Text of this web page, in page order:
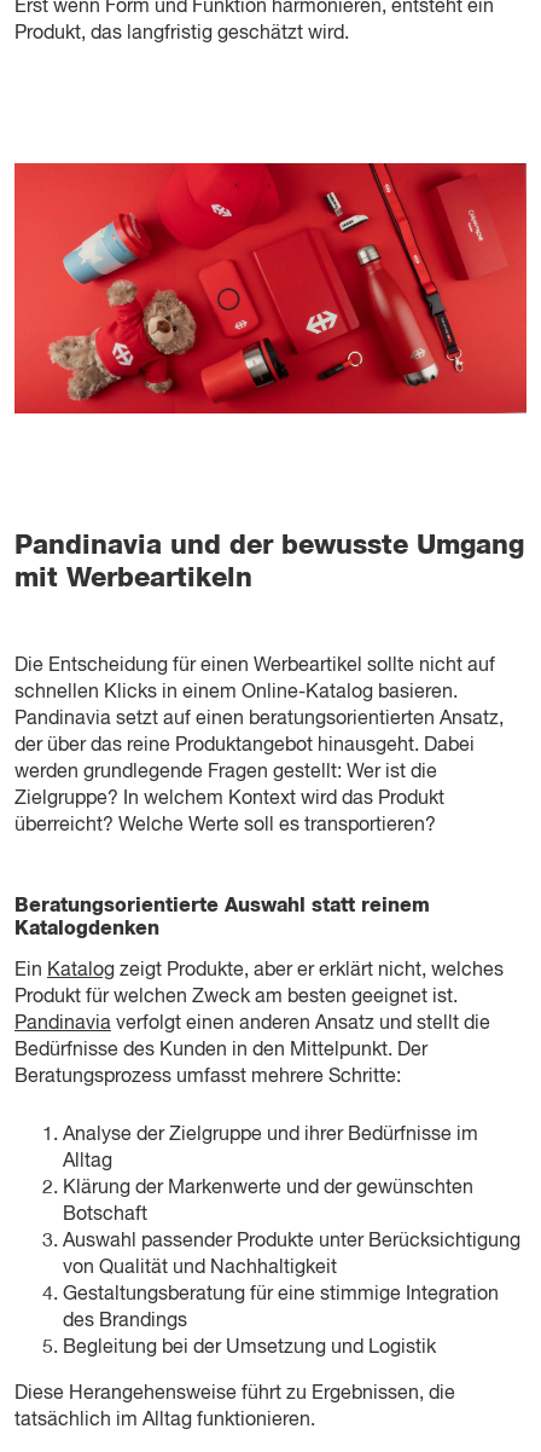
Erst wenn Form und Funktion harmonieren, entsteht ein
Produkt, das langfristig geschätzt wird.
Pandinavia und der bewusste Umgang
mit Werbeartikeln
Die Entscheidung für einen Werbeartikel sollte nicht auf
schnellen Klicks in einem Online-Katalog basieren.
Pandinavia setzt auf einen beratungsorientierten Ansatz,
der über das reine Produktangebot hinausgeht. Dabei
werden grundlegende Fragen gestellt: Wer ist die
Zielgruppe? In welchem Kontext wird das Produkt
überreicht? Welche Werte soll es transportieren?
Beratungsorientierte Auswahl statt reinem
Katalogdenken
Ein Katalog zeigt Produkte, aber er erklärt nicht, welches
Produkt für welchen Zweck am besten geeignet ist.
Pandinavia verfolgt einen anderen Ansatz und stellt die
Bedürfnisse des Kunden in den Mittelpunkt. Der
Beratungsprozess umfasst mehrere Schritte:
Analyse der Zielgruppe und ihrer Bedürfnisse im
Alltag
Klärung der Markenwerte und der gewünschten
Botschaft
Auswahl passender Produkte unter Berücksichtigung
von Qualität und Nachhaltigkeit
Gestaltungsberatung für eine stimmige Integration
des Brandings
Begleitung bei der Umsetzung und Logistik
Diese Herangehensweise führt zu Ergebnissen, die
tatsächlich im Alltag funktionieren.